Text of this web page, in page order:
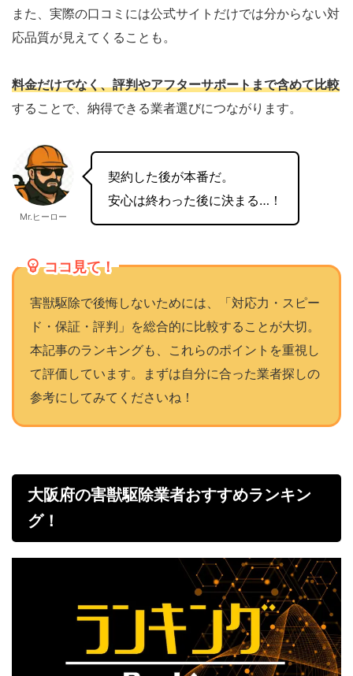
また、実際の口コミには公式サイトだけでは分からない対
応品質が見えてくることも。
料金だけでなく、評判やアフターサポートまで含めて比較
することで、納得できる業者選びにつながります。
Mr.ヒーロー
契約した後が本番だ。
安心は終わった後に決まる…！
ココ見て！
害獣駆除で後悔しないためには、「対応力・スピー
ド・保証・評判」を総合的に比較することが大切。
本記事のランキングも、これらのポイントを重視し
て評価しています。まずは自分に合った業者探しの
参考にしてみてくださいね！
大阪府の害獣駆除業者おすすめランキン
グ！